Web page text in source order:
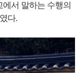
서 말하는 수행의
다.